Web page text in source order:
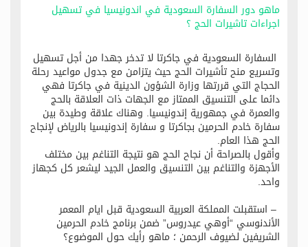
ماهو دور السفارة السعودية في اندونيسيا في تسهيل
اجراءات تاشيرات الحج ؟
السفارة السعودية في جاكرتا لا تدخر جهدا من أجل تسهيل
وتسريع منح تأشيرات الحج حيث يتزامن مع جدول مواعيد رحلة
الحجاج التي قررتها وزارة الشؤون الدينية في جاكرتا فهي
دائما على التنسيق الممتاز مع الجهات ذات العلاقة بالحج
والعمرة في جمهورية إندونيسيا. وهناك علاقة وطيدة بين
سفارة خادم الحرمين بجاكرتا و سفارة إندونيسيا بالرياض لإنجاح
الحج هذا العام.
وأقول بالصراحة أن نجاح الحج هو نتيجة التناغم بين مختلف
الأجهزة والتناغم بين التنسيق والعمل الجيد ليشعر كل كجهاز
واحد.
– استقبلت المملكة العربية السعودية قبل ايام المعمر
الأندنوسي “أوهي عيدروس”‬ ضمن برنامج خادم الحرمين
الشريفين لضيوف الرحمن ؛ ماهو رأيك حول الموضوع؟